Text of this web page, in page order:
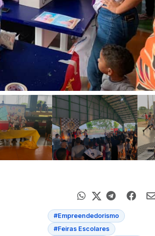
#Empreendedorismo
#Feiras Escolares